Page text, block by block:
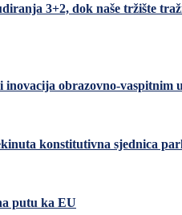
3+2, dok naše tržište
obrazovno-vaspitnim
konstitutivna sjednica
putu ka EU